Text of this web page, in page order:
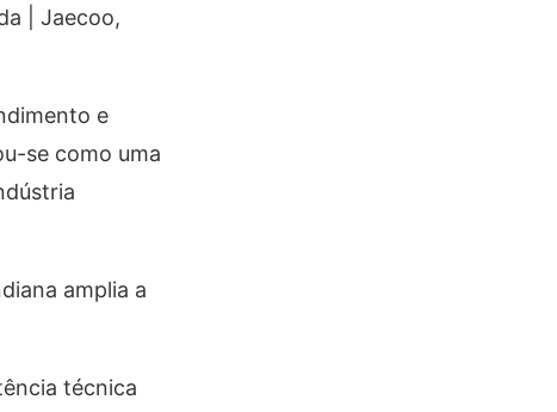
| Jaecoo,
e
se como uma
amplia a
técnica